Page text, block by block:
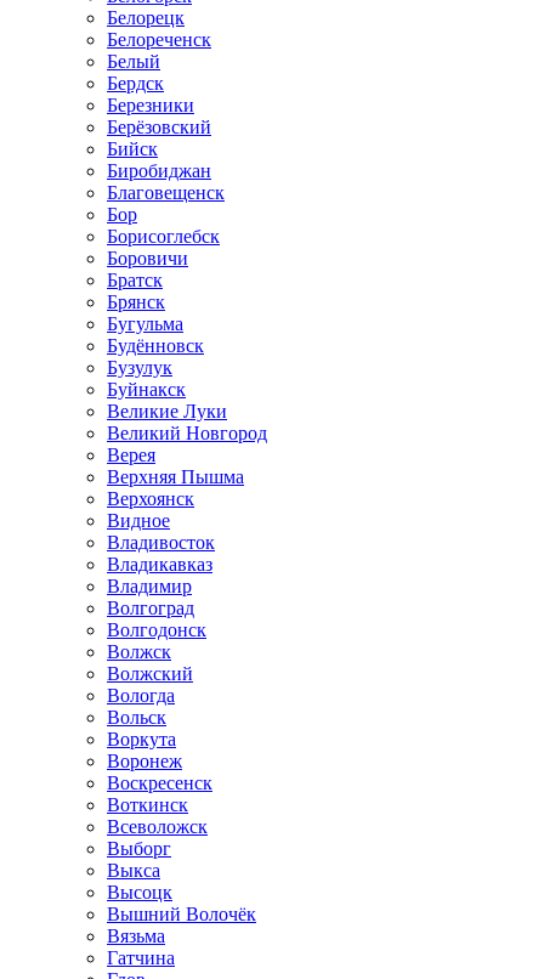
Белорецк
Белореченск
Белый
Бердск
Березники
Берёзовский
Бийск
Биробиджан
Благовещенск
Бор
Борисоглебск
Боровичи
Братск
Брянск
Бугульма
Будённовск
Бузулук
Буйнакск
Великие Луки
Великий Новгород
Верея
Верхняя Пышма
Верхоянск
Видное
Владивосток
Владикавказ
Владимир
Волгоград
Волгодонск
Волжск
Волжский
Вологда
Вольск
Воркута
Воронеж
Воскресенск
Воткинск
Всеволожск
Выборг
Выкса
Высоцк
Вышний Волочёк
Вязьма
Гатчина